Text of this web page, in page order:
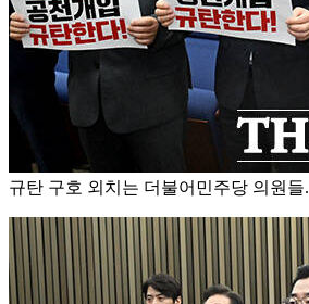
규탄 구호 외치는 더불어민주당 의원들.